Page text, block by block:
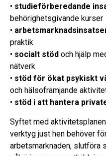
• studieförberedande
behörighetsgivande kurser
•
praktik
• socialt stöd och hjälp
nätverk
• stöd för ökat psykiskt
och hälsofrämjande
• stöd i att hantera
Syftet med
verktyg just hen behöver
arbetsmarknaden, slutföra